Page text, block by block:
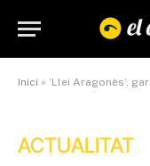
Inici » ‘Llei Aragonès’, garantia de
ACTUALITAT